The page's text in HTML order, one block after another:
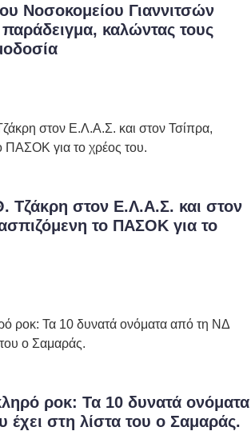
Νοσοκομείου Γιαννιτσών
παράδειγμα, καλώντας τους
Τζάκρη στον Ε.Λ.Α.Σ. και στον
το ΠΑΣΟΚ για το
ροκ: Τα 10 δυνατά ονόματα
στη λίστα του ο Σαμαράς.